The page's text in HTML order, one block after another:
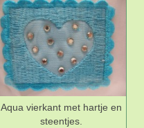
Aqua vierkant met hartje en
steentjes.